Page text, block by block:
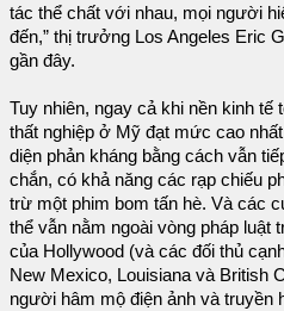
tác thể chất với nhau, mọi người
đến,” thị trưởng Los Angeles Eric
gần đây.
Tuy nhiên, ngay cả khi nền kinh tế
thất nghiệp ở Mỹ đạt mức cao
diện phản kháng bằng cách vẫn
chắn, có khả năng các rạp chiếu
trừ một phim bom tấn hè. Và các
thể vẫn nằm ngoài vòng pháp
của Hollywood (và các đối thủ
New Mexico, Louisiana và British
người hâm mộ điện ảnh và truyền